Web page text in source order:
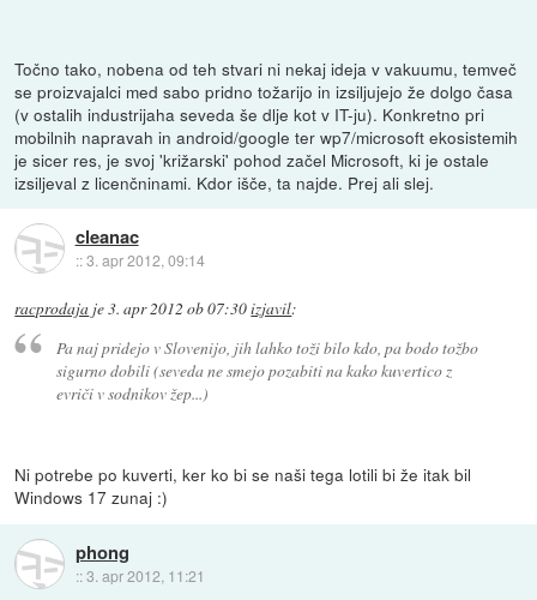
Točno tako, nobena od teh stvari ni nekaj ideja v vakuumu, temveč
se proizvajalci med sabo pridno tožarijo in izsiljujejo že dolgo časa
(v ostalih industrijaha seveda še dlje kot v IT-ju). Konkretno pri
mobilnih napravah in android/google ter wp7/microsoft ekosistemih
je sicer res, je svoj 'križarski' pohod začel Microsoft, ki je ostale
izsiljeval z licenčninami. Kdor išče, ta najde. Prej ali slej.
cleanac
::3. apr 2012, 09:14
racprodaja je3. apr 2012 ob 07:30izjavil:
Pa naj pridejo v Slovenijo, jih lahko toži bilo kdo, pa bodo tožbo
sigurno dobili (seveda ne smejo pozabiti na kako kuvertico z
evriči v sodnikov žep...)
Ni potrebe po kuverti, ker ko bi se naši tega lotili bi že itak bil
Windows 17 zunaj :)
phong
::3. apr 2012, 11:21